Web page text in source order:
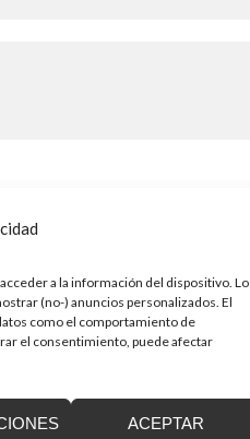
a la información del dispositivo. Lo
(no-) anuncios personalizados. El
como el comportamiento de
el consentimiento, puede afectar
ACEPTAR
con
electrónico